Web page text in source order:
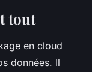
tout
en cloud
données. Il